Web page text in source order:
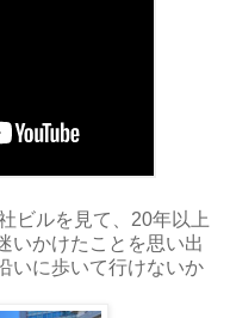
ビルを見て、20年以上
いかけたことを思い出
いに歩いて行けないか